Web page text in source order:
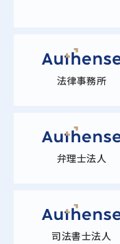
法律事務所
弁理士法人
司法書士法人